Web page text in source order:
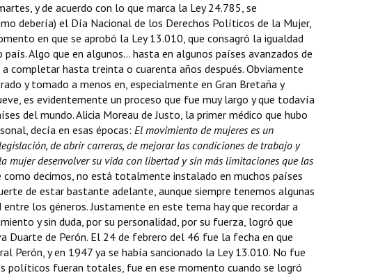
y de acuerdo con lo que marca la Ley 24.785, se
debería) el Día Nacional de los Derechos Políticos de la Mujer,
en que se aprobó la Ley 13.010, que consagró la igualdad
Algo que en algunos... hasta en algunos países avanzados de
completar hasta treinta o cuarenta años después. Obviamente
y tomado a menos en, especialmente en Gran Bretaña y
es evidentemente un proceso que fue muy largo y que todavía
del mundo. Alicia Moreau de Justo, la primer médico que hubo
decía en esas épocas:  El movimiento de mujeres es un
de abrir carreras, de mejorar las condiciones de trabajo y
mujer desenvolver su vida con libertad y sin más limitaciones que las
como decimos, no está totalmente instalado en muchos países
de estar bastante adelante, aunque siempre tenemos algunas
los géneros. Justamente en este tema hay que recordar a
y sin duda, por su personalidad, por su fuerza, logró que
Duarte de Perón. El 24 de febrero del 46 fue la fecha en que
Perón, y en 1947 ya se había sancionado la Ley 13.010. No fue
políticos fueran totales, fue en ese momento cuando se logró